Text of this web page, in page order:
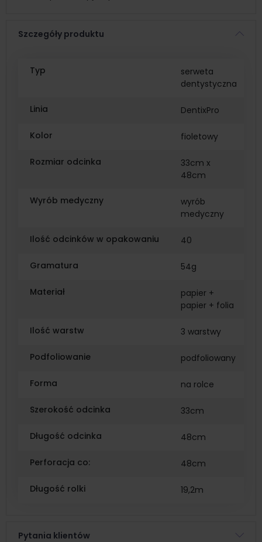
Szczegóły produktu
Typ
serweta
dentystyczna
Linia DentixPro
Kolor fioletowy
Rozmiar odcinka
33cm x
48cm
Wyrób medyczny
wyrób
medyczny
Ilość odcinków w opakowaniu 40
Gramatura 54g
Materiał
papier +
papier + folia
Ilość warstw 3 warstwy
Podfoliowanie podfoliowany
Forma na rolce
Szerokość odcinka 33cm
Długość odcinka 48cm
Perforacja co: 48cm
Długość rolki 19,2m
Pytania klientów